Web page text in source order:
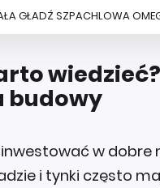
GŁADŹ SZPACHLOWA
budowy
inwestować w dobre
i tynki często